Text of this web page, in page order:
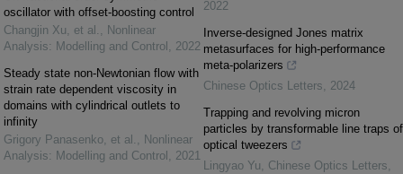
oscillator with offset-boosting control
Changjin Xu, et al. , Nonlinear
Analysis: Modelling and Control , 2022
Steady state non-Newtonian flow with
strain rate dependent viscosity in
domains with cylindrical outlets to
infinity
Grigory Panasenko, et al. , Nonlinear
Analysis: Modelling and Control , 2021
2022
Inverse-designed Jones matrix
metasurfaces for high-performance
meta-polarizers
Chinese Optics Letters, 2024
Trapping and revolving micron
particles by transformable line traps of
optical tweezers
Lingyao Yu, Chinese Optics Letters,